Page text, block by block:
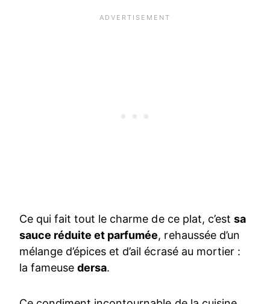
Ce qui fait tout le charme de ce plat, c’est sa
sauce réduite et parfumée, rehaussée d’un
mélange d’épices et d’ail écrasé au mortier :
la fameusedersa.